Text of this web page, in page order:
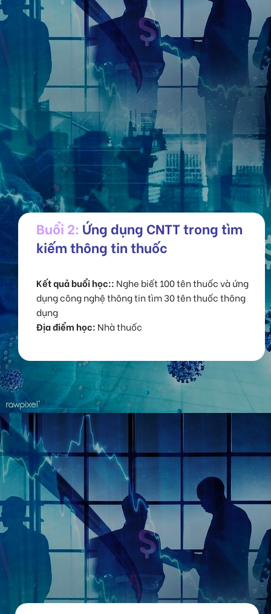
Buổi 2: Ứng dụng CNTT trong tìm
kiếm thông tin thuốc
Kết quả buổi học:: Nghe biết 100 tên thuốc và ứng
dụng công nghệ thông tin tìm 30 tên thuốc thông
dụng
Địa điểm học: Nhà thuốc